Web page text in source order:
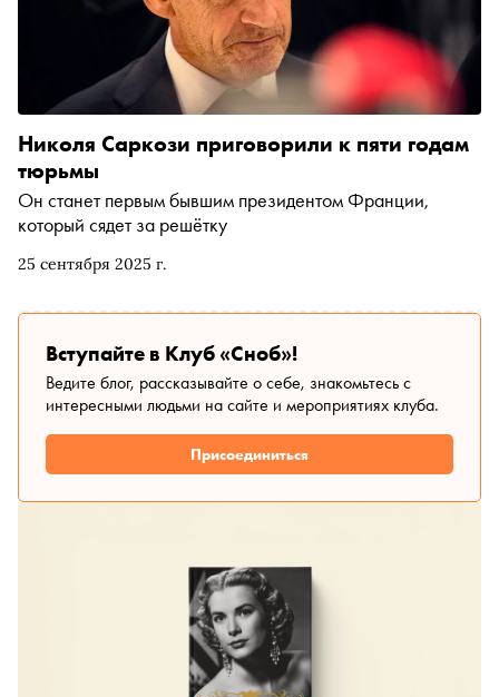
25 сентября 2025 г.
Николя Саркози приговорили к пяти годам
тюрьмы
Он станет первым бывшим президентом Франции,
который сядет за решётку
Вступайте в Клуб «Сноб»!
Ведите блог, рассказывайте о себе, знакомьтесь с
интересными людьми на сайте и мероприятиях клуба.
Присоединиться